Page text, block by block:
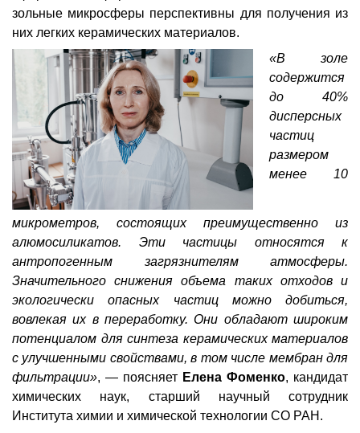
зольные микросферы перспективны для получения из
них легких керамических материалов.
«В золе
содержится
до 40%
дисперсных
частиц
размером
менее 10
микрометров, состоящих преимущественно из
алюмосиликатов. Эти частицы относятся к
антропогенным загрязнителям атмосферы.
Значительного снижения объема таких отходов и
экологически опасных частиц можно добиться,
вовлекая их в переработку. Они обладают широким
потенциалом для синтеза керамических материалов
с улучшенными свойствами, в том числе мембран для
фильтрации», — поясняет Елена Фоменко, кандидат
химических наук, старший научный сотрудник
Института химии и химической технологии СО РАН.